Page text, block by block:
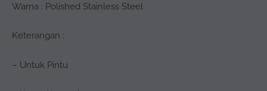
Warna : Polished Stainless Steel
Keterangan :
– Untuk Pintu